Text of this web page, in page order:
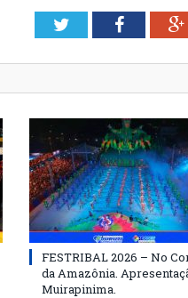
TwitterFacebook
FESTRIBAL 2026 – No
da Amazônia.
Muirapinima.